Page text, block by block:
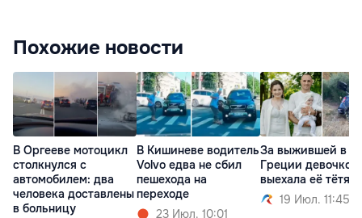
Похожие новости
В Оргееве мотоцикл
столкнулся с
автомобилем: два
человека доставлены
в больницу
В Кишиневе водитель
Volvo едва не сбил
пешехода на
переходе
23 Июл. 10:01
За выжившей в
Греции девочкой
выехала её тётя
19 Июл. 11:45